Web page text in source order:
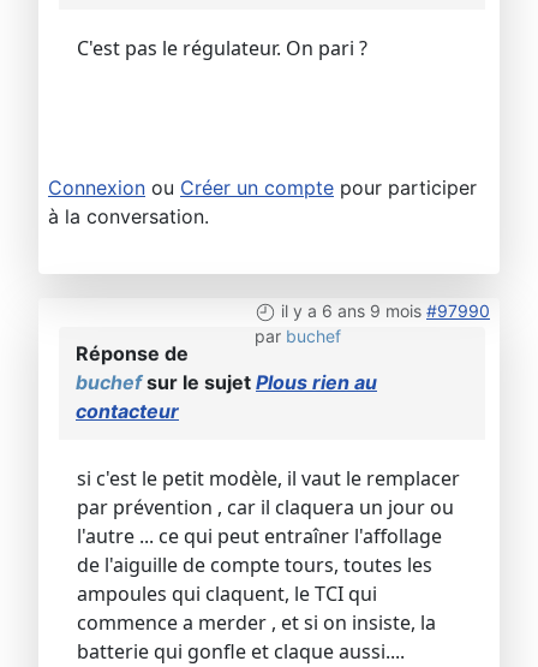
C'est pas le régulateur. On pari ?
Connexion ou Créer un compte pour participer
à la conversation.
il y a 6 ans 9 mois #97990
par buchef
Réponse de
buchefsur le sujet Plous rien au
contacteur
si c'est le petit modèle, il vaut le remplacer
par prévention , car il claquera un jour ou
l'autre ... ce qui peut entraîner l'affollage
de l'aiguille de compte tours, toutes les
ampoules qui claquent, le TCI qui
commence a merder , et si on insiste, la
batterie qui gonfle et claque aussi....